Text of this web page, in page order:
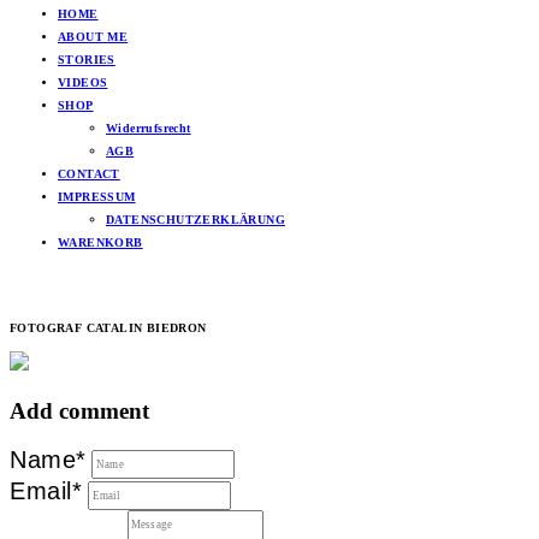
HOME
ABOUT ME
STORIES
VIDEOS
SHOP
Widerrufsrecht
AGB
CONTACT
IMPRESSUM
DATENSCHUTZERKLÄRUNG
WARENKORB
FOTOGRAF CATALIN BIEDRON
Add comment
Name*
Email*